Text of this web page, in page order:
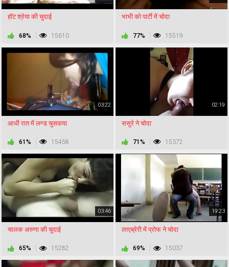
हॉट श्रेया की चुदाई
68% 15610
भाभी को पार्टी में चोदा
77% 15519
03:22
आधी रात में लण्ड चुसवाया
61% 15458
02:19
ससुरे ने चोदा
71% 15372
03:46
चालक अरुणा की चुदाई
65% 15282
19:23
लाएब्रेरी में प्रोफ ने चोदा
69% 15037